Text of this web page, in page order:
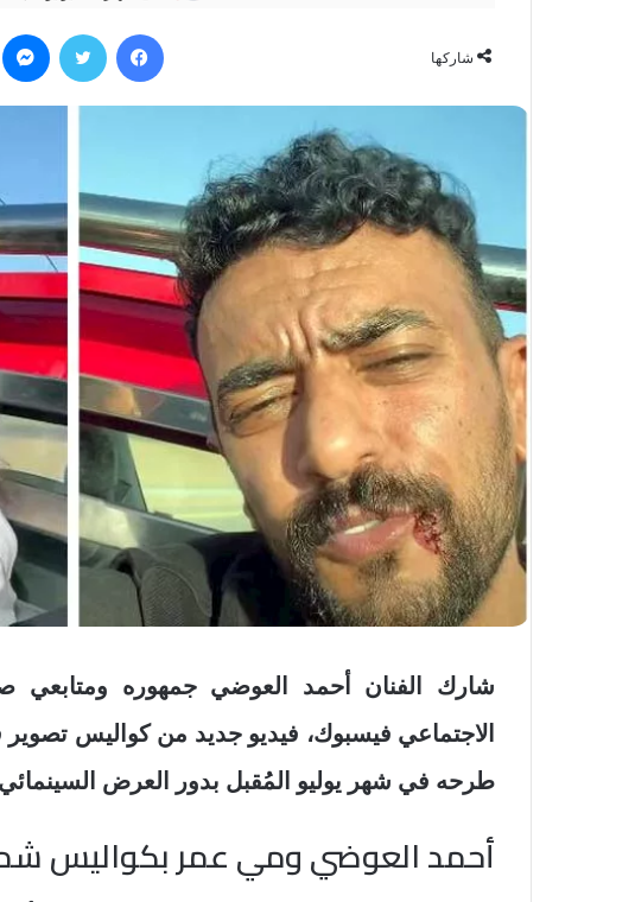
شاركها
فيسبوك تويتر
شارك الفنان أحمد العوضي جمهوره ومتابعي
الاجتماعي فيسبوك، فيديو جديد من كواليس
طرحه في شهر يوليو المُقبل بدور العرض
أحمد العوضي ومي عمر بكواليس